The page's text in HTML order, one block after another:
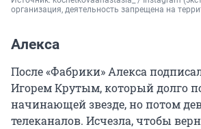
организация, деятельность запрещена на
Алекса
После «Фабрики» Алекса
Игорем Крутым, который долго
начинающей звезде, но потом
телеканалов. Исчезла, чтобы